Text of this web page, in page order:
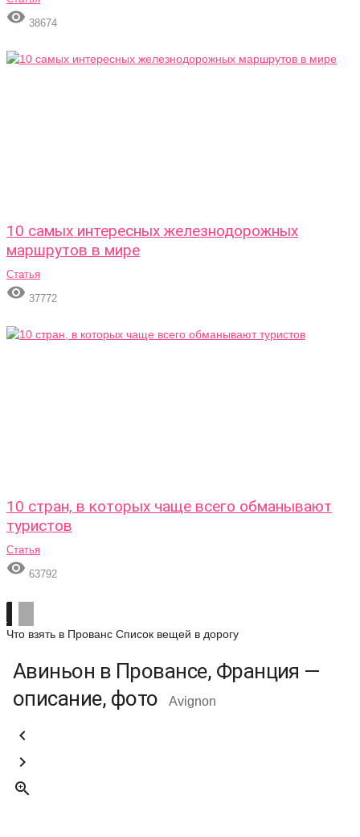
 38674
10 самых интересных железнодорожных
маршрутов в мире
Статья
 37772
10 стран, в которых чаще всего обманывают
туристов
Статья
 63792
Что взять в Прованс Список вещей в дорогу
Авиньон в Провансе, Франция —
описание, фото
Avignon


